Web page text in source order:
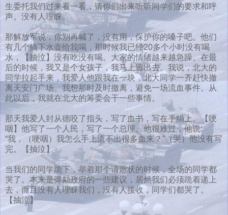
生委托我们过来看一看，请你们出来听听同学们的要求和呼
声。没有人理睬。
那解放军说，你别再喊了，没有用，保护你的嗓子吧。他们
有几个摘下水壶给我喝，那时候我已经20多个小时没有喝
水，【抽泣】没有吃没有喝。大家的情绪越来越急躁。在最
后的时候，我又是个女孩子，我马上追出去。我说，北大的
同学拉起手来，我爱人他跟我在一块，北大同学一齐赶快撤
离天安门广场。我想那时及时撤离，避免一场流血事件。从
此以后，我就在北大的筹委会干一些事情。
那天我爱人封从德咬了指头，写了血书，写在手绢上。【哽
咽】他写了一个人民，写了一个总理。他很难过，他说:
“我，（哽咽）我怎么手上流不出很多血来？”（哭）他没有写
完。【抽泣】
当我们的同学跪下，举着那个请愿状的时候，全场的同学都
哭了。本来是弹劾政府的一些建议，居然我们必须跪着递上
去，而且没有人理睬我们，没有人接收，同学们都哭了。
【抽泣】